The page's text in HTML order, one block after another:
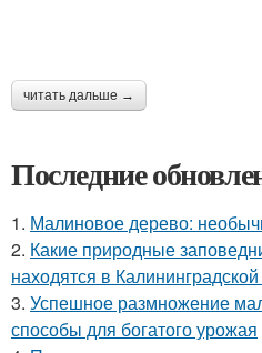
читать дальше →
Последние
1. Малиновое дерево:
2. Какие природные
находятся в
3. Успешное размножение
способы для богатого урожая